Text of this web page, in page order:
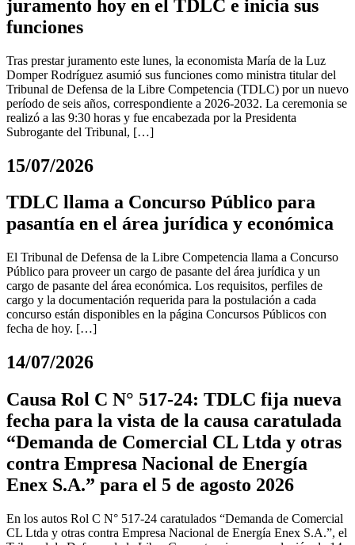
juramento hoy en el TDLC e inicia sus
funciones
Tras prestar juramento este lunes, la economista María de la Luz
Domper Rodríguez asumió sus funciones como ministra titular del
Tribunal de Defensa de la Libre Competencia (TDLC) por un nuevo
período de seis años, correspondiente a 2026-2032. La ceremonia se
realizó a las 9:30 horas y fue encabezada por la Presidenta
Subrogante del Tribunal, […]
15/07/2026
TDLC llama a Concurso Público para
pasantía en el área jurídica y económica
El Tribunal de Defensa de la Libre Competencia llama a Concurso
Público para proveer un cargo de pasante del área jurídica y un
cargo de pasante del área económica. Los requisitos, perfiles de
cargo y la documentación requerida para la postulación a cada
concurso están disponibles en la página Concursos Públicos con
fecha de hoy. […]
14/07/2026
Causa Rol C N° 517-24: TDLC fija nueva
fecha para la vista de la causa caratulada
“Demanda de Comercial CL Ltda y otras
contra Empresa Nacional de Energía
Enex S.A.” para el 5 de agosto 2026
En los autos Rol C N° 517-24 caratulados “Demanda de Comercial
CL Ltda y otras contra Empresa Nacional de Energía Enex S.A.”, el